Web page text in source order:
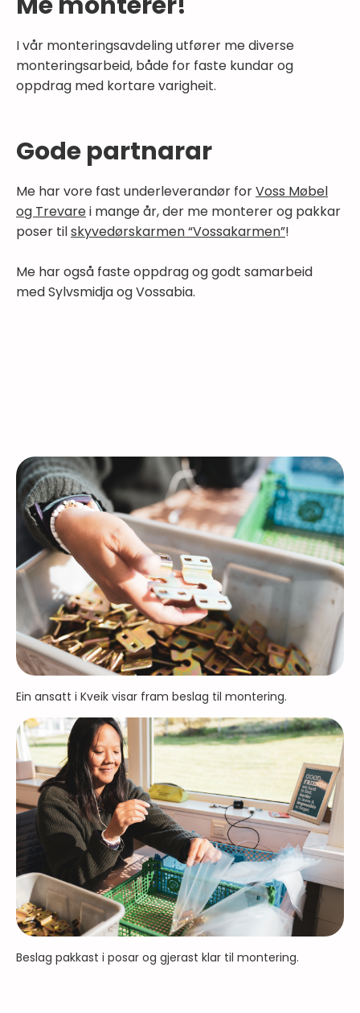
I vår monteringsavdeling utfører me diverse
monteringsarbeid, både for faste kundar og
oppdrag med kortare varigheit.
Gode partnarar
Me har vore fast underleverandør forVoss Møbel
og Trevarei mange år, der me monterer og pakkar
poser tilskyvedørskarmen “Vossakarmen”!
Me har også faste oppdrag og godt samarbeid
med Sylvsmidja og Vossabia.
Ein ansatt i Kveik visar fram beslag til montering.
Beslag pakkast i posar og gjerast klar til montering.